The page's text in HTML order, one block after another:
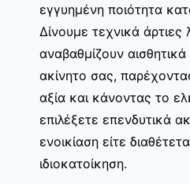
εγγυημένη ποιότητα
Δίνουμε τεχνικά άρτιες
αναβαθμίζουν
ακίνητο σας,
αξία και κάνοντας το
επιλέξετε επενδυτικά
ενοικίαση είτε
ιδιοκατοίκηση.